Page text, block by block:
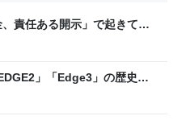
責任ある開示」で起きてい
」「Edge3」の歴史に